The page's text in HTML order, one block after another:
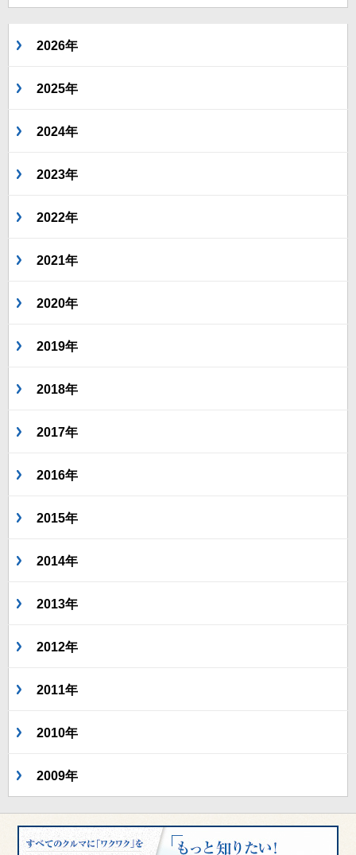
2026年
2025年
2024年
2023年
2022年
2021年
2020年
2019年
2018年
2017年
2016年
2015年
2014年
2013年
2012年
2011年
2010年
2009年